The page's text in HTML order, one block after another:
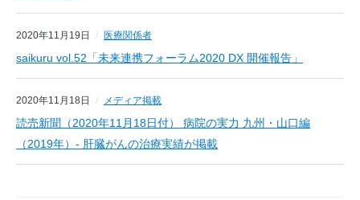
2020年11月19日 医療関係者
saikuru vol.52「未来連携フォーラム2020 DX 開催報告」
2020年11月18日 メディア掲載
読売新聞（2020年11月18日付） 病院の実力 九州・山口編
（2019年）- 肝臓がんの治療実績が掲載